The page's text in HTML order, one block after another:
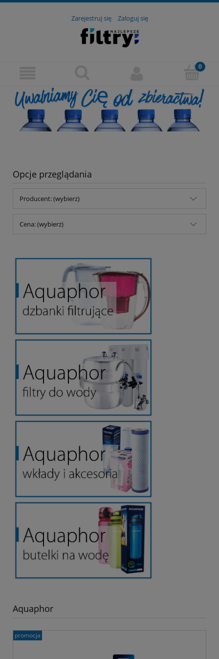
Zarejestruj się Zaloguj się
Opcje przeglądania
Producent: (wybierz)
Cena: (wybierz)
Aquaphor
promocja